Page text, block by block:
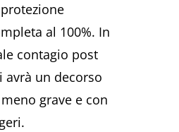
al 100%. In
contagio post
avrà un decorso
grave e con